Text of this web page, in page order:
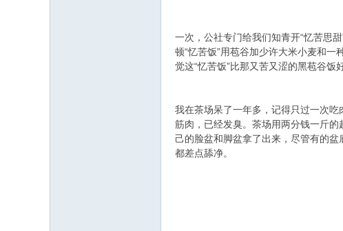
一次，公社专门给我们知青开“忆苦思
顿“忆苦饭”用苞谷加少许大米小麦和
觉这“忆苦饭”比那又苦又涩的黑苞谷
我在茶场呆了一年多，记得只过一次
筋肉，已经发臭。茶场用两分钱一斤
己的脸盆和脚盆拿了出来，尽管有的
都差点舔净。